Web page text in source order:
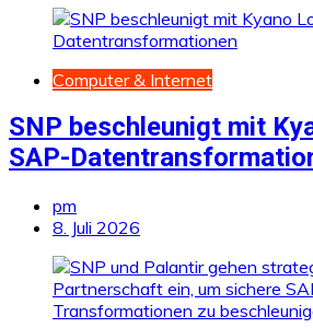
Computer & Internet
SNP beschleunigt mit
SAP-
pm
8. Juli 2026